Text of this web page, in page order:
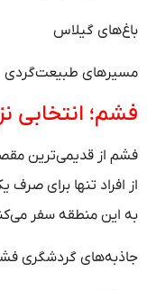
باغ‌های گیلاس
مسیرهای طبیعت‌گردی
فشم؛
فشم از قدیمی‌ترین
از افراد تنها برای
به این منطقه سفر
جاذبه‌های گردشگری